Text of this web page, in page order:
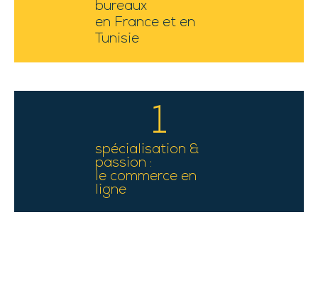
bureaux
en France et en
Tunisie
spécialisation &
passion :
le commerce en
ligne
1